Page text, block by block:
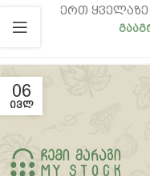
ერთ
06
ᲘᲕᲚ